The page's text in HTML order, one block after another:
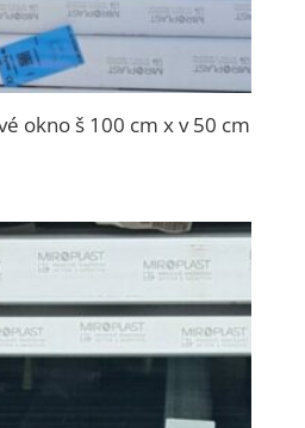
okno š 100 cm x v 50 cm